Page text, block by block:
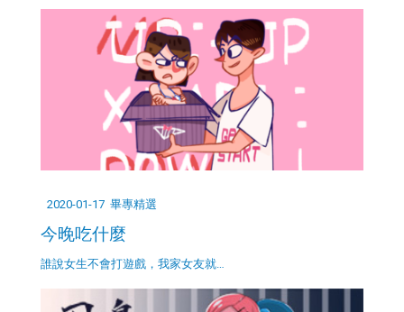
2020-01-17 畢專精選
今晚吃什麼
誰說女生不會打遊戲，我家女友就…